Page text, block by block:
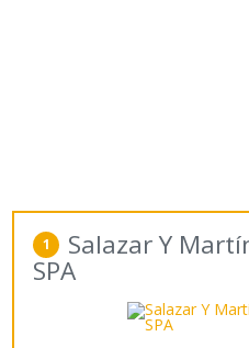
1 Salazar Y
SPA